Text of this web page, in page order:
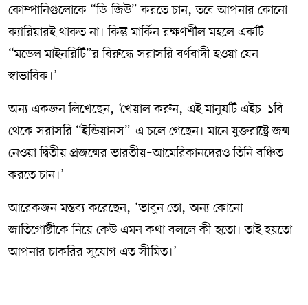
কোম্পানিগুলোকে “ডি-জিউ” করতে চান, তবে আপনার কোনো
ক্যারিয়ারই থাকত না। কিন্তু মার্কিন রক্ষণশীল মহলে একটি
“মডেল মাইনরিটি”র বিরুদ্ধে সরাসরি বর্ণবাদী হওয়া যেন
স্বাভাবিক।’
অন্য একজন লিখেছেন, ‘খেয়াল করুন, এই মানুষটি এইচ–১বি
থেকে সরাসরি “ইন্ডিয়ানস”-এ চলে গেছেন। মানে যুক্তরাষ্ট্রে জন্ম
নেওয়া দ্বিতীয় প্রজন্মের ভারতীয়–আমেরিকানদেরও তিনি বঞ্চিত
করতে চান।’
আরেকজন মন্তব্য করেছেন, ‘ভাবুন তো, অন্য কোনো
জাতিগোষ্ঠীকে নিয়ে কেউ এমন কথা বললে কী হতো। তাই হয়তো
আপনার চাকরির সুযোগ এত সীমিত।’